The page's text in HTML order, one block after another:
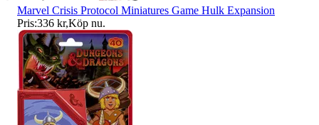
Marvel Crisis Protocol Miniatures Game Hulk Expansion
Pris:336 kr,Köp nu.